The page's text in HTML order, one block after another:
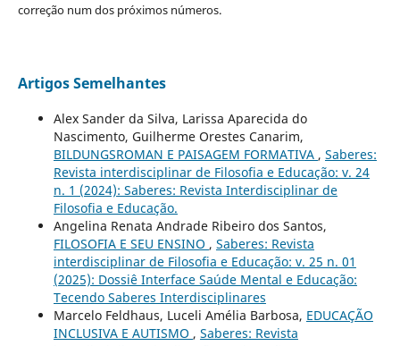
correção num dos próximos números.
Artigos Semelhantes
Alex Sander da Silva, Larissa Aparecida do
Nascimento, Guilherme Orestes Canarim,
BILDUNGSROMAN E PAISAGEM FORMATIVA , Saberes:
Revista interdisciplinar de Filosofia e Educação: v. 24
n. 1 (2024): Saberes: Revista Interdisciplinar de
Filosofia e Educação.
Angelina Renata Andrade Ribeiro dos Santos,
FILOSOFIA E SEU ENSINO , Saberes: Revista
interdisciplinar de Filosofia e Educação: v. 25 n. 01
(2025): Dossiê Interface Saúde Mental e Educação:
Tecendo Saberes Interdisciplinares
Marcelo Feldhaus, Luceli Amélia Barbosa, EDUCAÇÃO
INCLUSIVA E AUTISMO , Saberes: Revista